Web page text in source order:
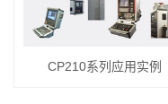
CP210系列应用实例